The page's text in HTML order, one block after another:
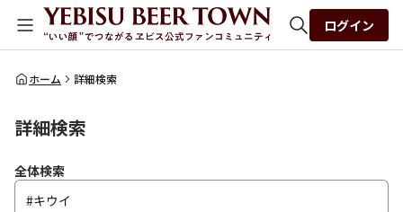
全体検索
ログイン
ホーム 詳細検索
詳細検索
全体検索